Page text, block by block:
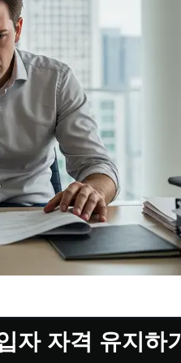
자 자격 유지하